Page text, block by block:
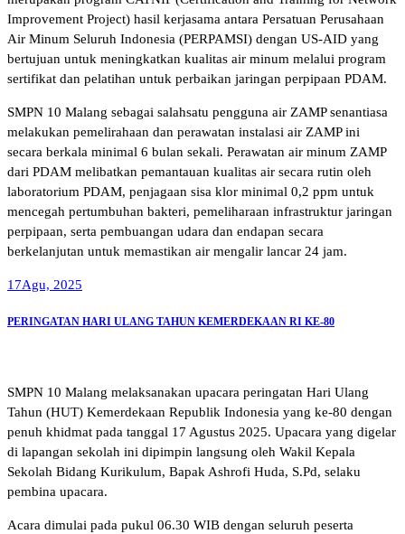
Improvement Project) hasil kerjasama antara Persatuan Perusahaan
Air Minum Seluruh Indonesia (PERPAMSI) dengan US-AID yang
bertujuan untuk meningkatkan kualitas air minum melalui program
sertifikat dan pelatihan untuk perbaikan jaringan perpipaan PDAM.
SMPN 10 Malang sebagai salahsatu pengguna air ZAMP senantiasa
melakukan pemelirahaan dan perawatan instalasi air ZAMP ini
secara berkala minimal 6 bulan sekali. Perawatan air minum ZAMP
dari PDAM melibatkan pemantauan kualitas air secara rutin oleh
laboratorium PDAM, penjagaan sisa klor minimal 0,2 ppm untuk
mencegah pertumbuhan bakteri, pemeliharaan infrastruktur jaringan
perpipaan, serta pembuangan udara dan endapan secara
berkelanjutan untuk memastikan air mengalir lancar 24 jam.
17Agu, 2025
PERINGATAN HARI ULANG TAHUN KEMERDEKAAN RI KE-80
SMPN 10 Malang melaksanakan upacara peringatan Hari Ulang
Tahun (HUT) Kemerdekaan Republik Indonesia yang ke-80 dengan
penuh khidmat pada tanggal 17 Agustus 2025. Upacara yang digelar
di lapangan sekolah ini dipimpin langsung oleh Wakil Kepala
Sekolah Bidang Kurikulum, Bapak Ashrofi Huda, S.Pd, selaku
pembina upacara.
Acara dimulai pada pukul 06.30 WIB dengan seluruh peserta